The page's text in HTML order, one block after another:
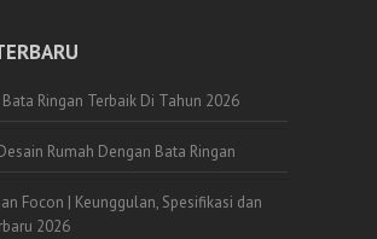
Ringan Terbaik Di Tahun 2026
Rumah Dengan Bata Ringan
Focon | Keunggulan, Spesifikasi dan
2026